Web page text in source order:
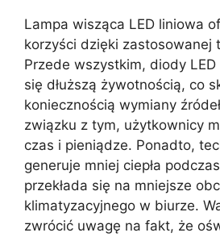
Lampa wisząca LED liniowa
korzyści dzięki zastosowanej
Przede wszystkim, diody
się dłuższą żywotnością, co
koniecznością wymiany
związku z tym, użytkownicy
czas i pieniądze. Ponadto,
generuje mniej ciepła
przekłada się na mniejsze
klimatyzacyjnego w biurze.
zwrócić uwagę na fakt, że